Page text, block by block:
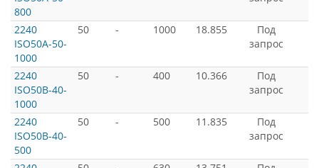
800
2240
ISO50A-50-
1000
50 - 1000 18.855
Под
запрос
2240
ISO50B-40-
1000
50 - 400 10.366
Под
запрос
2240
ISO50B-40-
500
50 - 500 11.835
Под
запрос